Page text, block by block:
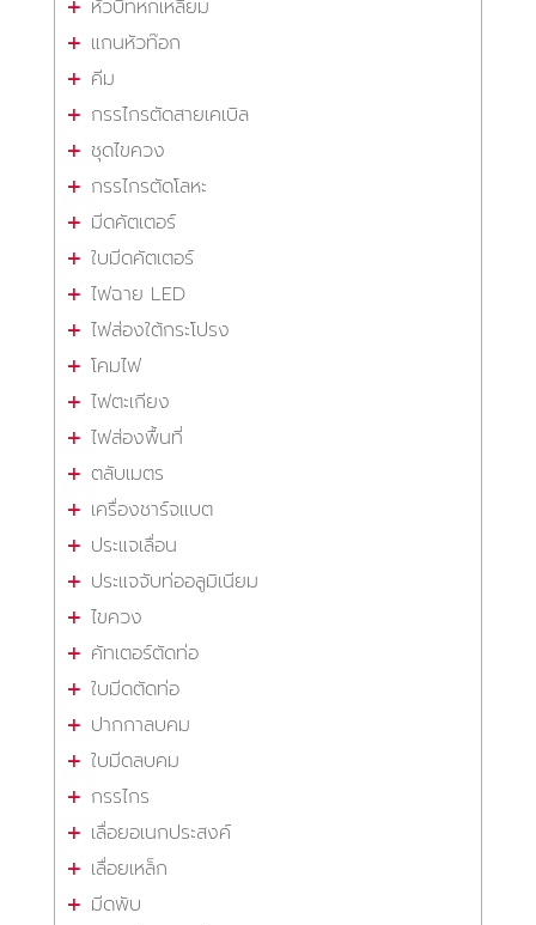
หัวบิทหกเหลี่ยม
แกนหัวท๊อก
คีม
กรรไกรตัดสายเคเบิล
ชุดไขควง
กรรไกรตัดโลหะ
มีดคัตเตอร์
ใบมีดคัตเตอร์
ไฟฉาย LED
ไฟส่องใต้กระโปรง
โคมไฟ
ไฟตะเกียง
ไฟส่องพื้นที่
ตลับเมตร
เครื่องชาร์จแบต
ประแจเลื่อน
ประแจจับท่ออลูมิเนียม
ไขควง
คัทเตอร์ตัดท่อ
ใบมีดตัดท่อ
ปากกาลบคม
ใบมีดลบคม
กรรไกร
เลื่อยอเนกประสงค์
เลื่อยเหล็ก
มีดพับ